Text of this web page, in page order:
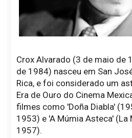
Crox Alvarado (3 de maio de
de 1984) nasceu em San
Rica, e foi considerado um
Era de Ouro do Cinema
filmes como 'Doña Diabla'
1953) e 'A Múmia Asteca' (La
1957).